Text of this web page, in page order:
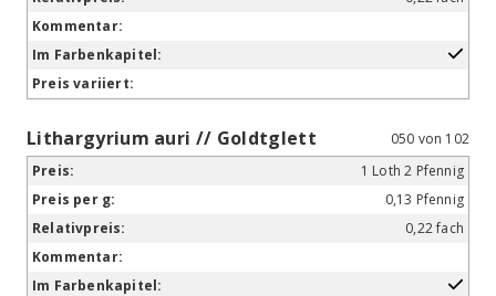
Lithargyrium auri // Goldtglett
050 von 102
1 Loth 2 Pfennig
0,13 Pfennig
0,22 fach